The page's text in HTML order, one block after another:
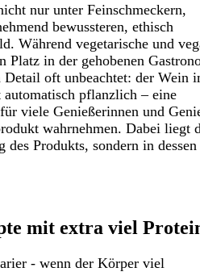
nur unter Feinschmeckern,
bewussteren, ethisch
Während vegetarische und
Platz in der gehobenen
Detail oft unbeachtet: der Wein
pflanzlich – eine
viele Genießerinnen und
wahrnehmen. Dabei liegt
Produkts, sondern in dessen
mit extra viel